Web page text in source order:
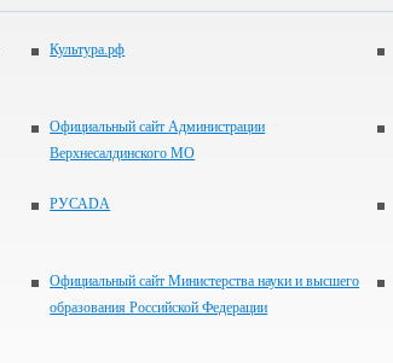
Культура.рф
Официальный сайт Администрации
Верхнесалдинского МО
РУСАDА
Официальный сайт Министерства науки и высшего
образования Российской Федерации